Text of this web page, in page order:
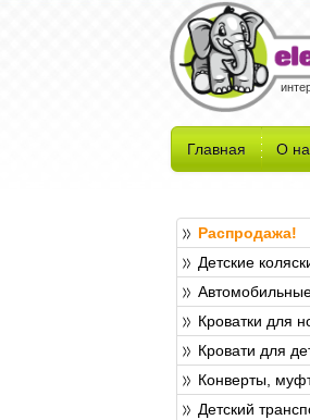
Главная О
Распродажа!
Детские
Кроватки для
Кровати для
Конверты,
Детский